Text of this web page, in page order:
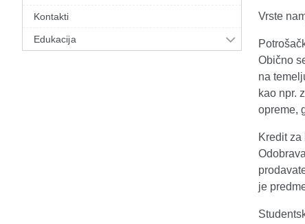
Kontakti
Edukacija
Vrste
Obično
na
kao npr.
opreme,
Kredit
je